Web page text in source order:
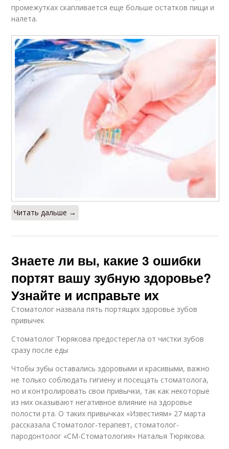
промежутках скапливается еще больше остатков пищи и
налета.
Читать дальше →
Знаете ли вы, какие 3 ошибки
портят вашу зубную здоровье?
Узнайте и исправьте их
Стоматолог назвала пять портящих здоровье зубов
привычек
Стоматолог Тюрякова предостерегла от чистки зубов
сразу после еды
Чтобы зубы оставались здоровыми и красивыми, важно
не только соблюдать гигиену и посещать стоматолога,
но и контролировать свои привычки, так как некоторые
из них оказывают негативное влияние на здоровье
полости рта. О таких привычках «Известиям» 27 марта
рассказала Стоматолог-терапевт, стоматолог-
пародонтолог «СМ-Стоматология» Наталья Тюрякова.